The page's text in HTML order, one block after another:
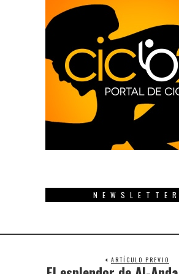
NEWSLETTER
ARTÍCULO PREVIO
Previous